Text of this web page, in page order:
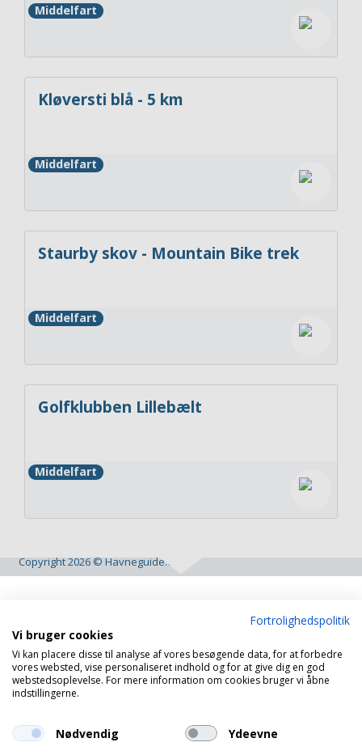
Middelfart
Kløversti blå - 5 km
Middelfart
Staurby skov - Mountain Bike trek
Middelfart
Golfklubben Lillebælt
Middelfart
Copyright 2026 © Havneguide.dk
Fortrolighedspolitik
Vi bruger cookies
Vi kan placere disse til analyse af vores besøgende data, for at forbedre
vores websted, vise personaliseret indhold og for at give dig en god
webstedsoplevelse. For mere information om cookies bruger vi åbne
indstillingerne.
Nødvendig
Ydeevne